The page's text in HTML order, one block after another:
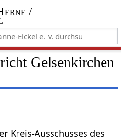
/
Gelsenkirchen
Kreis-Ausschusses des